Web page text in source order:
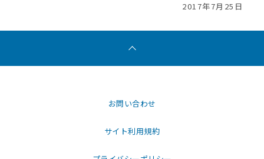
2017年7月25日
お問い合わせ
サイト利用規約